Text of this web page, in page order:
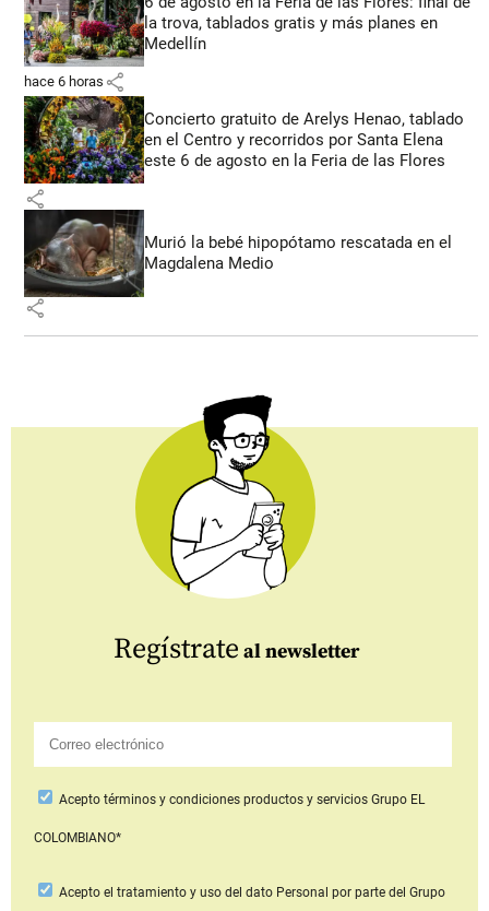
la trova, tablados gratis y más planes en
Medellín
hace 6 horas share
Concierto gratuito de Arelys Henao, tablado
en el Centro y recorridos por Santa Elena
este 6 de agosto en la Feria de las Flores
share
Murió la bebé hipopótamo rescatada en el
Magdalena Medio
share
Regístrate al newsletter
Aceptotérminos y condiciones productos y serviciosGrupo EL
COLOMBIANO*
Acepto el tratamiento y uso del dato Personal por parte del Grupo